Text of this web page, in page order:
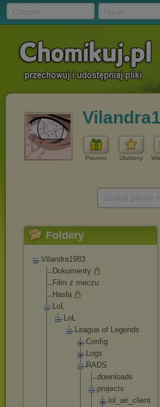
Prezent Ulubiony
Foldery
Vilandra1983
Dokumenty
Film z meczu
Hasła
LoL
LoL
League of Legends
Config
Logs
RADS
downl oads
projects
lo
air_ cl ient